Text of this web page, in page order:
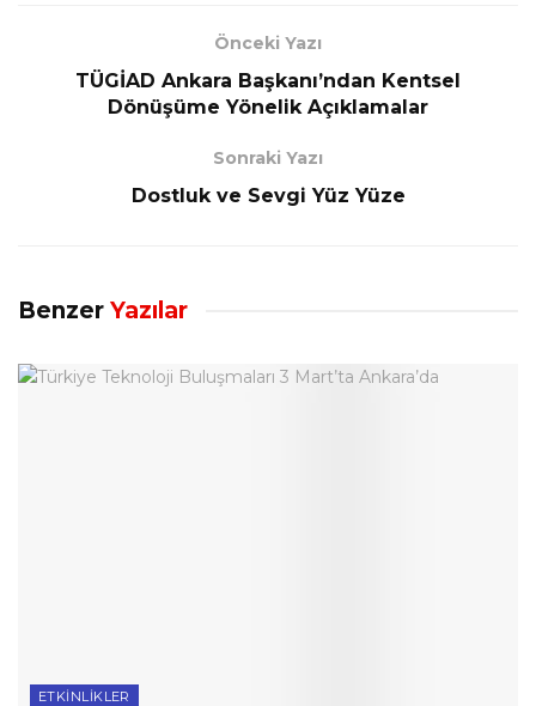
Önceki Yazı
TÜGİAD Ankara Başkanı’ndan Kentsel
Dönüşüme Yönelik Açıklamalar
Sonraki Yazı
Dostluk ve Sevgi Yüz Yüze
Benzer Yazılar
ETKINLIKLER